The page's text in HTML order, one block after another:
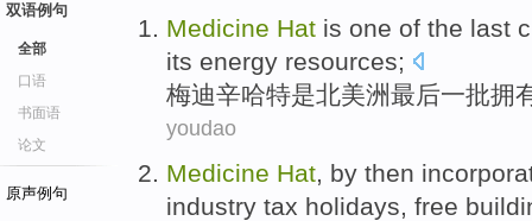
双语例句
全部
口语
书面语
论文
原声例句
Medicine Hat is one of the last
its energy resources;
梅迪辛哈特是北美洲最后一批拥
youdao
Medicine Hat, by then
industry tax holidays, free